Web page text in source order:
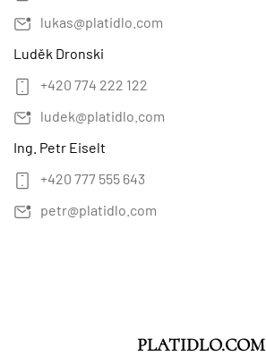
lukas@platidlo.com
Luděk Dronski
+420 774 222 122
ludek@platidlo.com
Ing. Petr Eiselt
+420 777 555 643
petr@platidlo.com
PLATIDLO.COM